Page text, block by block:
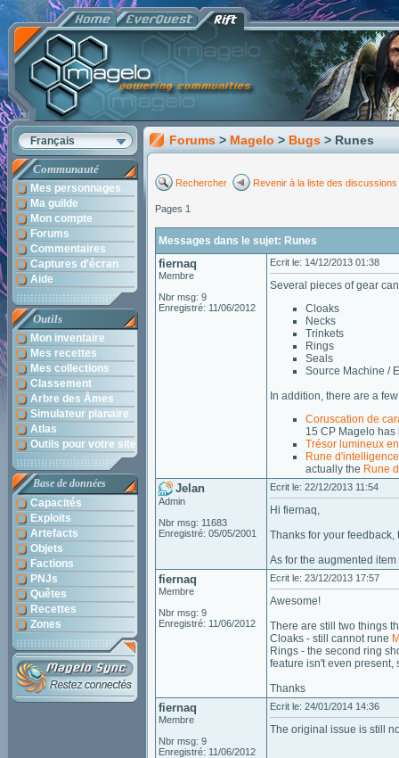
Français
Communauté
Mes personnages
Ma guilde
Mon compte
Forums
Commentaires
Captures d'écran
Aide
Outils
Mon inventaire
Mes recettes
Mes collections
Classement
Arbre des Âmes
Simulateur planaire
Atlas
Outils pour votre site
Base de données
Capacités
Exploits
Artefacts
Objets
Factions
PNJs
Quêtes
Recettes
Zones
Forums > Magelo > Bugs > Runes
Rechercher Revenir à la liste des discussions
Pages 1
Messages dans le sujet: Runes
fiernaq
Membre
Nbr msg: 9
Enregistré: 11/06/2012
Ecrit le: 14/12/2013 01:38
Several pieces of gear
Cloaks
Necks
Trinkets
Rings
Seals
Source Machine /
In addition, there are a
Coruscation de
15 CP Magelo has
Trésor lumineux
Rune
actually the Rune
Jelan
Admin
Nbr msg: 11683
Enregistré: 05/05/2001
Ecrit le: 22/12/2013 11:54
Hi fiernaq,
Thanks for your
As for the augmented
fiernaq
Membre
Nbr msg: 9
Enregistré: 11/06/2012
Ecrit le: 23/12/2013 17:57
Awesome!
There are still two things
Cloaks - still cannot rune
Rings - the second ring
feature isn't even present,
Thanks
fiernaq
Membre
Nbr msg: 9
Enregistré: 11/06/2012
Ecrit le: 24/01/2014 14:36
The original issue is still